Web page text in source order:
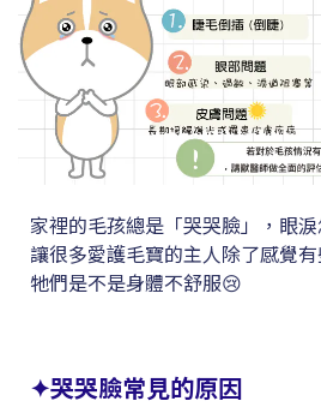
家裡的毛孩總是「哭哭臉」，眼淚
讓很多愛護毛寶的主人除了感覺
牠們是不是身體不舒服😢
✦哭哭臉常見的原因